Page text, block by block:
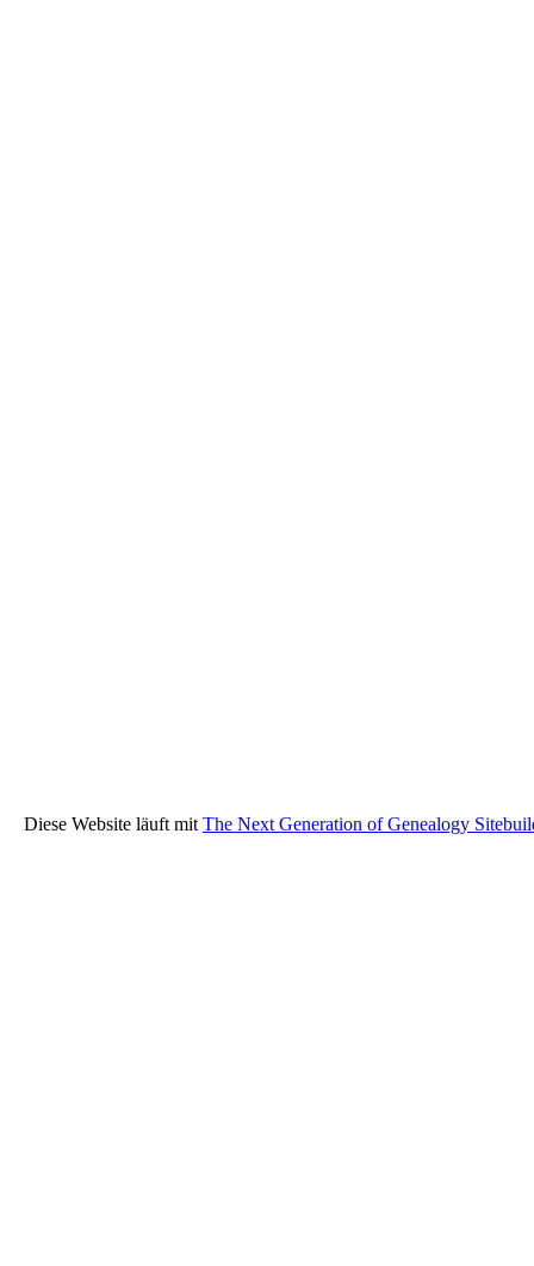
Diese Website läuft mit The Next Generation of Genealogy